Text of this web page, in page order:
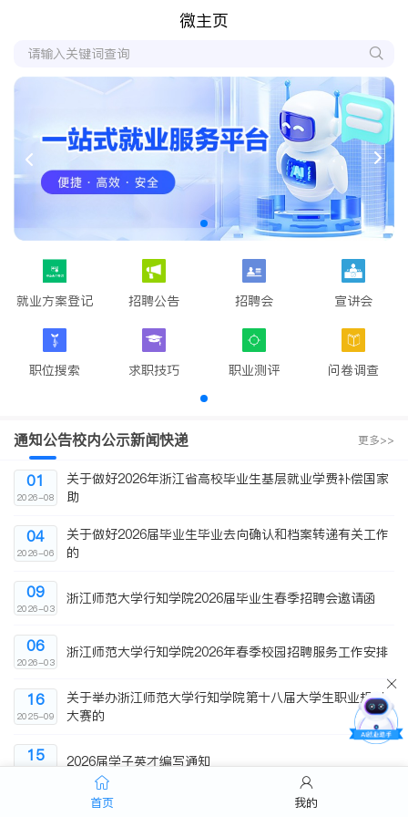
微主页
就业方案登记 招聘公告 招聘会 宣讲会
职位搜索 求职技巧 职业测评 问卷调查
通知公告校内公示新闻快递 更多>>
关于做好2026年浙江省高校毕业生基层就业学费补偿国家
助
01
2026-08
关于做好2026届毕业生毕业去向确认和档案转递有关工作
的
04
2026-06
浙江师范大学行知学院2026届毕业生春季招聘会邀请函
09
2026-03
浙江师范大学行知学院2026年春季校园招聘服务工作安排
06
2026-03
关于举办浙江师范大学行知学院第十八届大学生职业规划
大赛的
16
2025-09
2026届学子英才编写通知
15
招聘会
首页 我的